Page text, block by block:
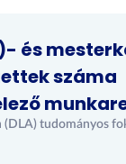
és
száma
tudományos